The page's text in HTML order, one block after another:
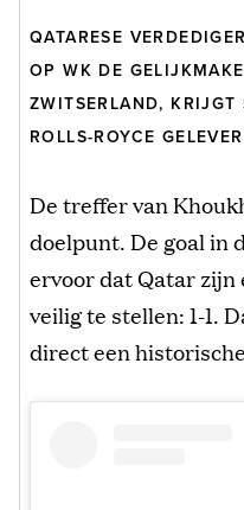
QATARESE
OP WK DE
ZWITSERLAND,
ROLLS-ROYCE
De treffer van
doelpunt. De goal in
ervoor dat Qatar
veilig te stellen: 1-1.
direct een